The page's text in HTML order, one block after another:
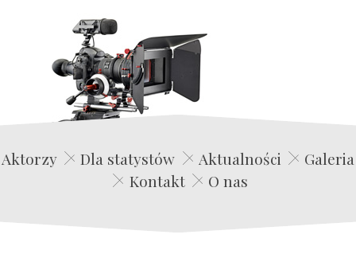
Edwin Film Agencja Aktorska
Aktorzy Dla statystów Aktualności
Galeria
Kontakt
O nas